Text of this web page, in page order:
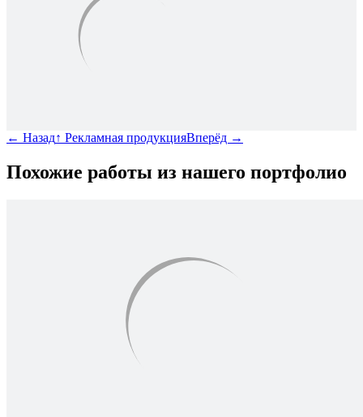
← Назад↑ Рекламная продукцияВперёд →
Похожие работы из нашего портфолио